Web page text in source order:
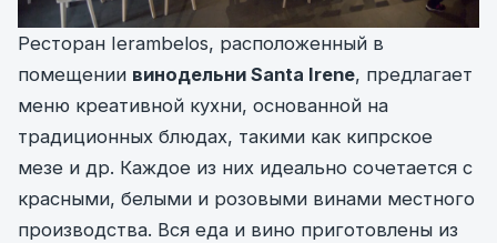
Ресторан Ierambelos, расположенный в
помещении винодельни Santa Irene, предлагает
меню креативной кухни, основанной на
традиционных блюдах, такими как кипрское
мезе и др. Каждое из них идеально сочетается с
красными, белыми и розовыми винами местного
производства. Вся еда и вино приготовлены из